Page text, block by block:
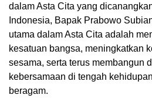
dalam Asta Cita yang
Indonesia, Bapak Prabowo
utama dalam Asta Cita adalah
kesatuan bangsa, meningkatkan
sesama, serta terus membangun
kebersamaan di tengah
beragam.